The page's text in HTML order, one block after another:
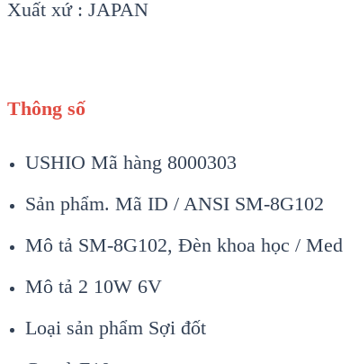
Xuất xứ : JAPAN
Thông số
USHIO Mã hàng 8000303
Sản phẩm. Mã ID / ANSI SM-8G102
Mô tả SM-8G102, Đèn khoa học / Med
Mô tả 2 10W 6V
Loại sản phẩm Sợi đốt